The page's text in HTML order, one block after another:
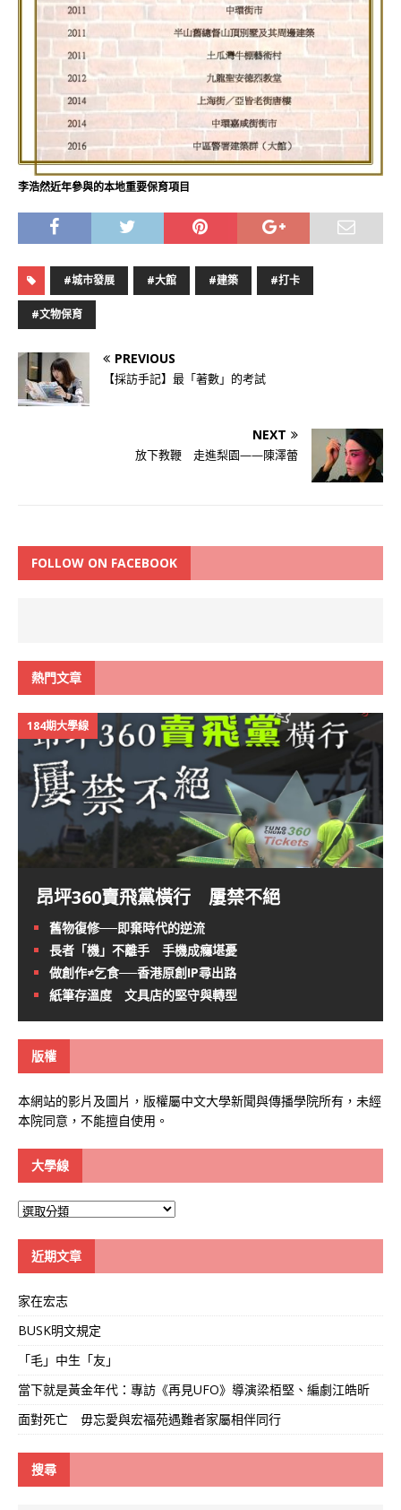
李浩然近年參與的本地重要保育項目
#城市發展 #大館 #建築 #打卡
#文物保育
PREVIOUS
【採訪手記】最「著數」的考試
NEXT
放下教鞭 走進梨園——陳澤蕾
FOLLOW ON FACEBOOK
熱門文章
184期大學線
昂坪360賣飛黨橫行 屢禁不絕
舊物復修──即棄時代的逆流
長者「機」不離手 手機成癮堪憂
做創作≠乞食──香港原創IP尋出路
紙筆存溫度 文具店的堅守與轉型
版權
本網站的影片及圖片，版權屬中文大學新聞與傳播學院所有，未經
本院同意，不能擅自使用。
大學線
大
近期文章
家在宏志
BUSK明文規定
「毛」中生「友」
當下就是黃金年代：專訪《再見UFO》導演梁栢堅、編劇江皓昕
面對死亡 毋忘愛與宏福苑遇難者家屬相伴同行
搜尋